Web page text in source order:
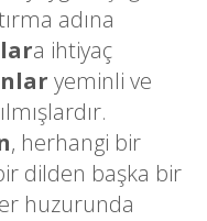
adına
a ihtiyaç
yeminli ve
, herhangi bir
dilden başka bir
huzurunda